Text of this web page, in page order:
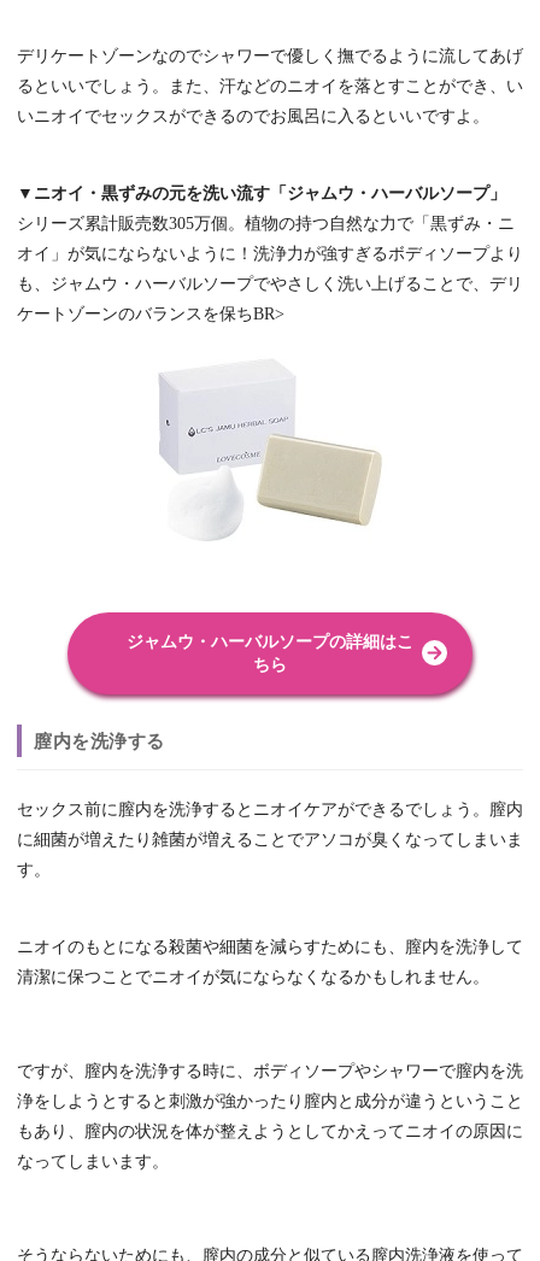
デリケートゾーンなのでシャワーで優しく撫でるように流してあげ
るといいでしょう。また、汗などのニオイを落とすことができ、い
いニオイでセックスができるのでお風呂に入るといいですよ。
▼ニオイ・黒ずみの元を洗い流す「ジャムウ・ハーバルソープ」
シリーズ累計販売数305万個。植物の持つ自然な力で「黒ずみ・ニ
オイ」が気にならないように！洗浄力が強すぎるボディソープより
も、ジャムウ・ハーバルソープでやさしく洗い上げることで、デリ
ケートゾーンのバランスを保ちBR>
ジャムウ・ハーバルソープの詳細はこ
ちら
膣内を洗浄する
セックス前に膣内を洗浄するとニオイケアができるでしょう。膣内
に細菌が増えたり雑菌が増えることでアソコが臭くなってしまいま
す。
ニオイのもとになる殺菌や細菌を減らすためにも、膣内を洗浄して
清潔に保つことでニオイが気にならなくなるかもしれません。
ですが、膣内を洗浄する時に、ボディソープやシャワーで膣内を洗
浄をしようとすると刺激が強かったり膣内と成分が違うということ
もあり、膣内の状況を体が整えようとしてかえってニオイの原因に
なってしまいます。
そうならないためにも、膣内の成分と似ている膣内洗浄液を使って